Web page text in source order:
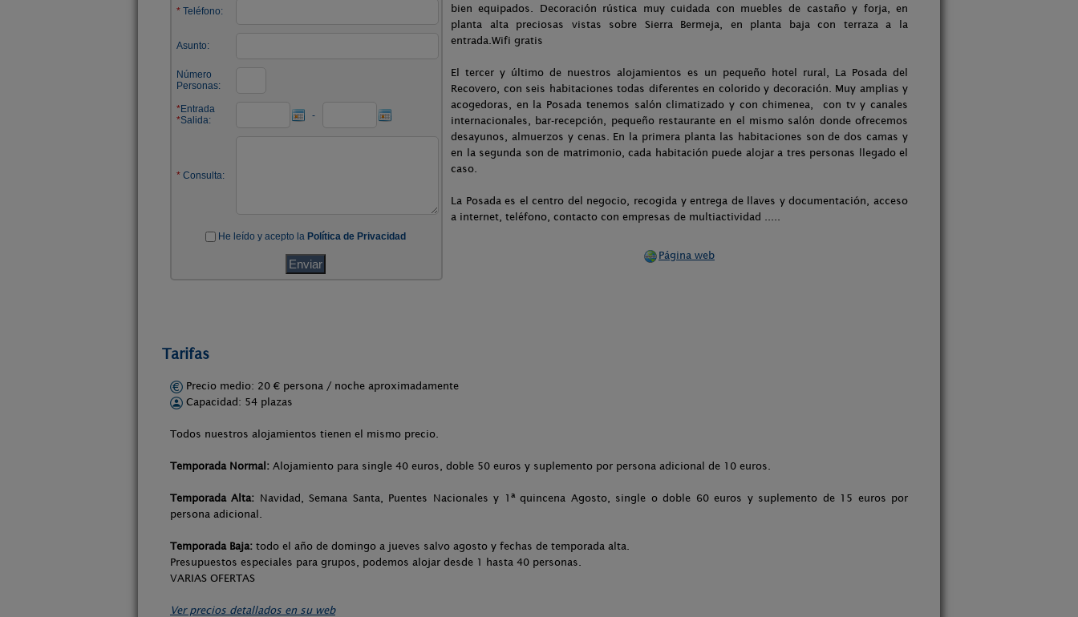
bien equipados. Decoración rústica muy cuidada con muebles de castaño y forja, en
planta alta preciosas vistas sobre Sierra Bermeja, en planta baja con terraza a la
entrada.Wifi gratis
El tercer y último de nuestros alojamientos es un pequeño hotel rural, La Posada del
Recovero, con seis habitaciones todas diferentes en colorido y decoración. Muy amplias y
acogedoras, en la Posada tenemos salón climatizado y con chimenea, con tv y canales
internacionales, bar-recepción, pequeño restaurante en el mismo salón donde ofrecemos
desayunos, almuerzos y cenas. En la primera planta las habitaciones son de dos camas y
en la segunda son de matrimonio, cada habitación puede alojar a tres personas llegado el
caso.
La Posada es el centro del negocio, recogida y entrega de llaves y documentación, acceso
a internet, teléfono, contacto con empresas de multiactividad .....
Página web
Tarifas
Precio medio: 20 € persona / noche aproximadamente
Capacidad: 54 plazas
Todos nuestros alojamientos tienen el mismo precio.
Temporada Normal: Alojamiento para single 40 euros, doble 50 euros y suplemento por persona adicional de 10 euros.
Temporada Alta: Navidad, Semana Santa, Puentes Nacionales y 1ª quincena Agosto, single o doble 60 euros y suplemento de 15 euros por
persona adicional.
Temporada Baja: todo el año de domingo a jueves salvo agosto y fechas de temporada alta.
Presupuestos especiales para grupos, podemos alojar desde 1 hasta 40 personas.
VARIAS OFERTAS
Ver precios detallados en su web